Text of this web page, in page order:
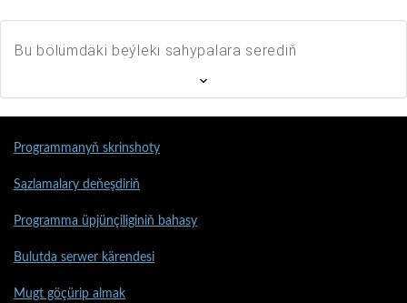
Bu bölümdäki beýleki sahypalara serediň
Programmanyň skrinshoty
Sazlamalary deňeşdiriň
Programma üpjünçiliginiň bahasy
Bulutda serwer kärendesi
Mugt göçürip almak